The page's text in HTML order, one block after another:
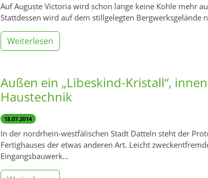
Auf Auguste Victoria wird schon lange keine Kohle mehr
Stattdessen wird auf dem stillgelegten Bergwerksgelände
Weiterlesen
Außen ein „Libeskind-Kristall“,
Haustechnik
18.07.2014
In der nordrhein-westfälischen Stadt Datteln steht der
Fertighauses der etwas anderen Art. Leicht
Eingangsbauwerk…